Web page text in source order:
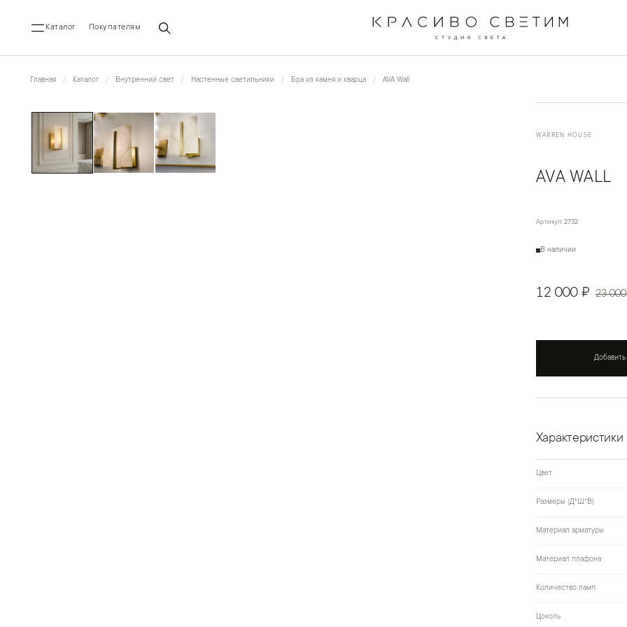
Каталог Покупателям
Главная Каталог Внутренний свет Настенные светильники Бра из камня и кварца AVA Wall
←
WARREN HOUSE
AVA WALL
Артикул: 2732
В наличии
12 000 ₽ 23
Характеристики
Цвет
Размеры (Д*Ш*В)
Материал арматуры
Материал плафона
Количество ламп
Цоколь